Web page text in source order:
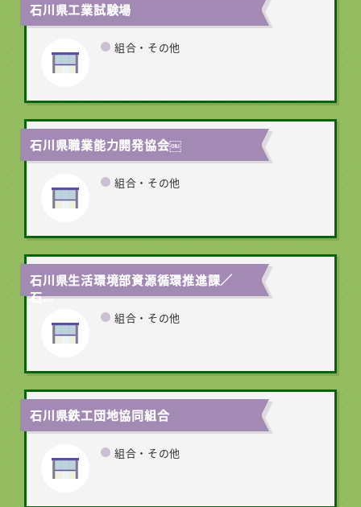
石川県工業試験場
組合・その他
石川県職業能力開発協会￼
組合・その他
石川県生活環境部資源循環推進課／
石...
組合・その他
石川県鉄工団地協同組合
組合・その他